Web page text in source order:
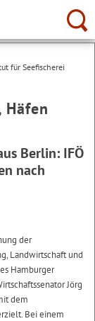
für Seefischerei
Berlin: IFÖ
nach
der
Landwirtschaft und
Hamburger
Jörg
dem
Bei einem